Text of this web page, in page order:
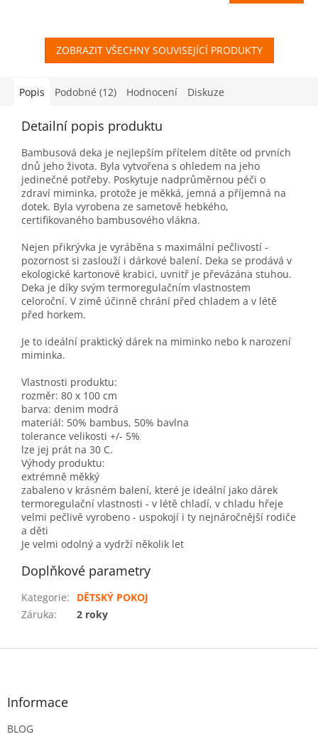
ZOBRAZIT VŠECHNY SOUVISEJÍCÍ PRODUKTY
Popis Podobné (12) Hodnocení Diskuze
Detailní popis produktu
Bambusová deka je nejlepším přítelem dítěte od prvních
dnů jeho života. Byla vytvořena s ohledem na jeho
jedinečné potřeby. Poskytuje nadprůměrnou péči o
zdraví miminka, protože je měkká, jemná a příjemná na
dotek. Byla vyrobena ze sametově hebkého,
certifikovaného bambusového vlákna.
Nejen přikrývka je vyráběna s maximální pečlivostí -
pozornost si zaslouží i dárkové balení. Deka se prodává v
ekologické kartonové krabici, uvnitř je převázána stuhou.
Deka je díky svým termoregulačním vlastnostem
celoroční. V zimě účinně chrání před chladem a v létě
před horkem.
Je to ideální praktický dárek na miminko nebo k narození
miminka.
Vlastnosti produktu:
rozměr: 80 x 100 cm
barva: denim modrá
materiál: 50% bambus, 50% bavlna
tolerance velikosti +/- 5%
lze jej prát na 30 C.
Výhody produktu:
extrémně měkký
zabaleno v krásném balení, které je ideální jako dárek
termoregulační vlastnosti - v létě chladí, v chladu hřeje
velmi pečlivě vyrobeno - uspokojí i ty nejnáročnější rodiče
a děti
Je velmi odolný a vydrží několik let
Doplňkové parametry
Kategorie:
DĚTSKÝ POKOJ
Záruka: 2 roky
Z
Informace
BLOG